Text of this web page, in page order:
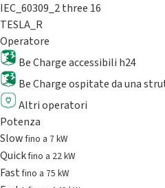
IEC_60309_2 three 16
TESLA_R
Operatore
Be Charge accessibili h24
Be Charge ospitate da una
Altri operatori
Potenza
Slowfino a 7 kW
Quickfino a 22 kW
Fastfino a 75 kW